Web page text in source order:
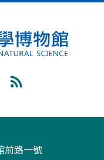
閱
前路一號